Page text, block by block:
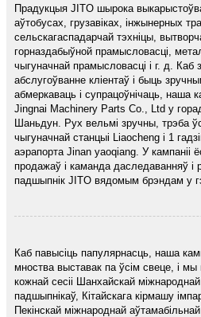
Прадукцыя JITO шырока
аўтобусах, грузавіках, інжынерных
сельскагаспадарчай тэхніцы,
горназдабыўной прамысловасці,
чыгуначнай прамысловасці і г. д.
абслугоўванне кліентаў і быць
абмеркаваць і супрацоўнічаць, наша
Jingnai Machinery Parts Co., Ltd у
Шаньдун. Рух вельмі зручны, трэба
чыгуначнай станцыі Liaocheng і 1
аэрапорта Jinan yaoqiang. У кампаніі
продажаў і каманда даследаванняў і
падшыпнік JITO вядомым брэндам у
Каб павысіць папулярнасць, наша
мноства выставак па ўсім свеце, і мы
кожнай сесіі Шанхайскай
падшыпнікаў, Кітайскага кірмашу
Пекінскай міжнароднай